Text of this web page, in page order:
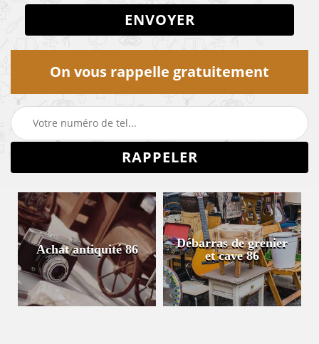
On vous rappelle gratuitement
Achat antiquité 86
Débarras de grenier
et cave 86